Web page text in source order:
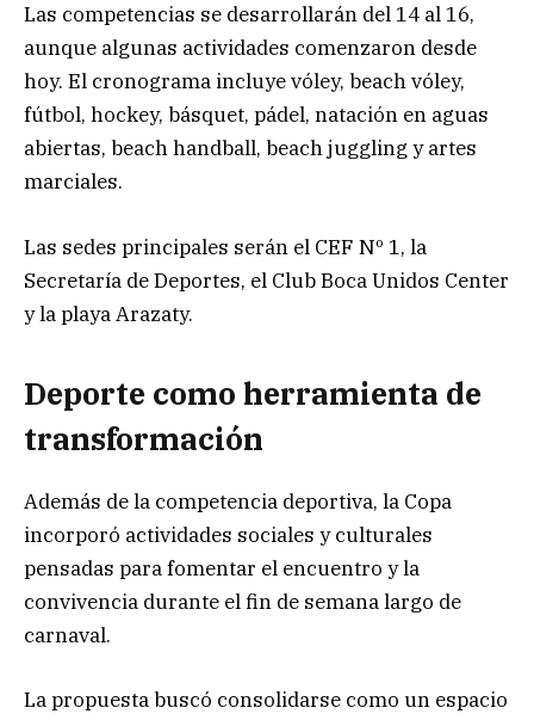
Las competencias se desarrollarán del 14 al 16,
aunque algunas actividades comenzaron desde
hoy. El cronograma incluye vóley, beach vóley,
fútbol, hockey, básquet, pádel, natación en aguas
abiertas, beach handball, beach juggling y artes
marciales.
Las sedes principales serán el CEF Nº 1, la
Secretaría de Deportes, el Club Boca Unidos Center
y la playa Arazaty.
Deporte como herramienta de
transformación
Además de la competencia deportiva, la Copa
incorporó actividades sociales y culturales
pensadas para fomentar el encuentro y la
convivencia durante el fin de semana largo de
carnaval.
La propuesta buscó consolidarse como un espacio